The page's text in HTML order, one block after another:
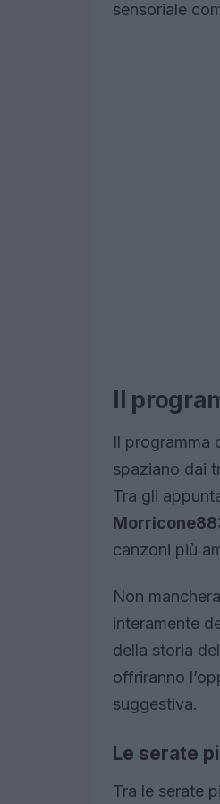
sensoriale
Il
Il programma
spaziano dai
Tra gli
Morricone
canzoni più
Non
interamente
della storia
offriranno
suggestiva.
Le serate
Tra le serate